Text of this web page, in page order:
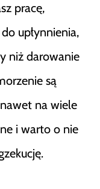
pracę,
upłynnienia,
niż darowanie
są
na wiele
i warto o nie